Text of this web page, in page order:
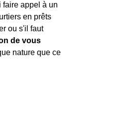
faire appel à un
en prêts
ou s'il faut
de vous
nature que ce